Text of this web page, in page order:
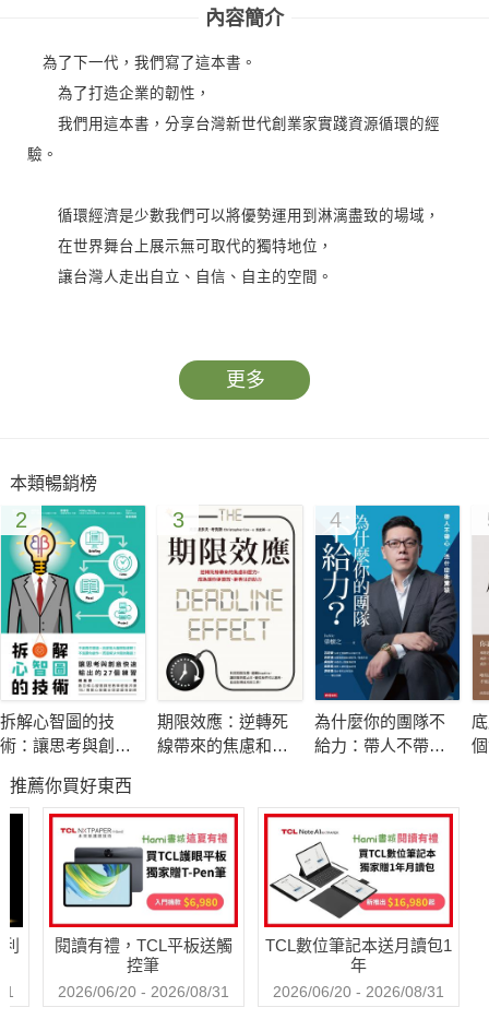
內容簡介
為了下一代，我們寫了這本書。
為了打造企業的韌性，
我們用這本書，分享台灣新世代創業家實踐資源循環的經
驗。
循環經濟是少數我們可以將優勢運用到淋漓盡致的場域，
在世界舞台上展示無可取代的獨特地位，
讓台灣人走出自立、自信、自主的空間。
相較於線性經濟「開採—製造—消費—拋棄」的模式，循環經濟
採行「製造—使用—循環」的模式，透過重新設計、商業模式、
這本書《循環台灣》收錄了台灣推動循環經濟的故事，紀錄
了優秀企業及人才的循環經濟旅程，有成功、有失敗；有挑戰、
有突破；有挫折，還有更多感人的過程。在這些故事裡，我們看
到無限的商機和轉型的契機。最近一年來，我們常說「Taiwan
can HELP」，但是憑藉著我們的創意跟彈性，我們應該要有信
心，不只和世界同步，這一次，讓我們走在世界前面，有自信地
走出自己的路，驕傲地說：「Taiwan can LEAD」！
可惜，這本書裡面沒有標準答案。循環經濟之所以深受多國重
視，被視為是蘊含許多機會的藏寶箱，並不是因為它直接告訴了
我們能解決眼前困境的「答案」，而是循環經濟讓人看到解決困
境的「可能性和想像空間」。當線性經濟讓我們的經濟、生態、
環境、甚至當政治陷入滿佈荊棘和泥濘的紛爭時，循環經濟為我
們開啟一扇發揮想像力、探索可能性和充滿新契機的大門。
我們的眼光需要放更遠，去思考今天出生的小孩踏入社會
更多
本類暢銷榜
2
拆解心智圖的技
術：讓思考與創意
習
3
期限效應：逆轉死
線帶來的焦慮和壓
4
為什麼你的團隊不
給力：帶人不帶
推薦你買好東西
閱讀有禮，TCL平板送觸
控筆
2026/06/20 - 2026/08/31
TCL數位筆記本送月讀包1
年
2026/06/20 - 2026/08/31